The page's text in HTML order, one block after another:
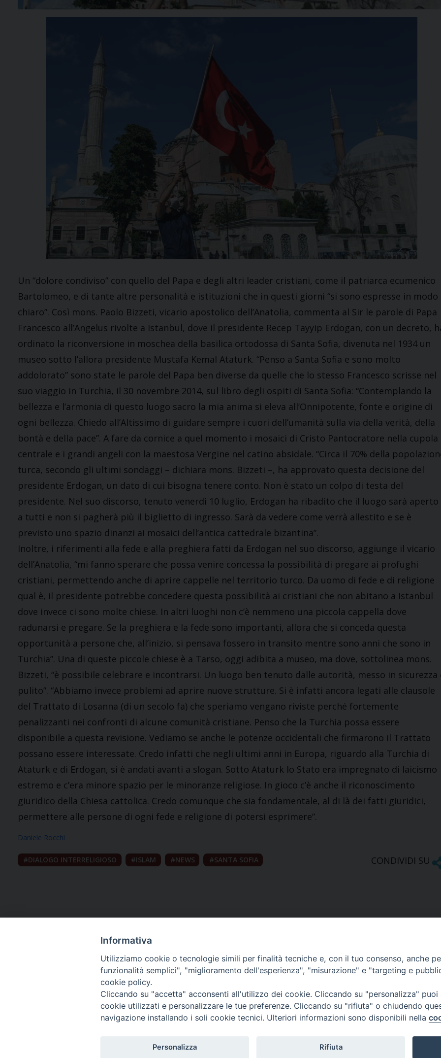
Un “dolore condiviso” con quello del Papa e degli altri leader cristiani, come il patriarca ecumenico
Bartolomeo, e di tante altre personalità e istituzioni che in questi giorni “si sono espresse in modo
chiaro”. Così mons. Paolo Bizzeti, vicario apostolico dell’Anatolia, commenta al Sir le parole di Papa
Francesco all’Angelus rivolte a Istanbul, dove il presidente Recep Tayyip Erdogan, con un decreto,
ordinato la riconversione in moschea della basilica ortodossa di Santa Sofia, divenuta nel 1934 un
museo sotto l’allora presidente Mustafa Kemal Ataturk. “Penso a Santa Sofia e sono molto
addolorato” sono state le parole del Papa ben diverse da quelle che lo stesso Francesco scrisse nel
suo viaggio in Turchia, il 30 novembre 2014, sul libro degli ospiti di Santa Sofia: “Contemplando la
bellezza e l’armonia di questo luogo sacro la mia anima si eleva all’Onnipotente, fonte e origine di
ogni bellezza. Chiedo all’Altissimo di guidare sempre i cuori dell’umanità sulla via della verità, della
bontà e della pace”. A fare da cornice a quel momento i mosaici di Cristo Pantocratore nella cupola
centrale e i grandi angeli con la maestosa Vergine nel catino absidale. “Circa il 70% della
turca, secondo gli ultimi sondaggi – dichiara mons. Bizzeti –, ha approvato questa decisione del
presidente Erdogan, un dato di cui bisogna tenere conto. Non è stato un colpo di testa del
presidente. Nel suo discorso, tenuto venerdì 10 luglio, Erdogan ha ribadito che il luogo sarà aperto
a tutti e non si pagherà più il biglietto di ingresso. Sarà da vedere come verrà allestito e se è
previsto uno spazio dinanzi ai mosaici dell’antica cattedrale bizantina”.
Inoltre, i riferimenti alla fede e alla preghiera fatti da Erdogan nel suo discorso, aggiunge il vicario
dell’Anatolia, “mi fanno sperare che possa venire concessa la possibilità di pregare ai profughi
cristiani, permettendo anche di aprire cappelle nel territorio turco. Da uomo di fede e di religione
qual è, il presidente potrebbe concedere questa possibilità ai cristiani che non abitano a Istanbul
dove invece ci sono molte chiese. In altri luoghi non c’è nemmeno una piccola cappella dove
radunarsi e pregare. Se la preghiera e la fede sono importanti, allora che si conceda questa
opportunità a persone che, all’inizio, si pensava fossero in transito mentre sono anni che sono in
Turchia”. Una di queste piccole chiese è a Tarso, oggi adibita a museo, ma dove, sottolinea mons.
Bizzeti, “è possibile celebrare e incontrarsi. Un luogo ben tenuto dalle autorità, messo in sicurezza
pulito”. “Abbiamo invece problemi ad aprire nuove strutture. Si è infatti ancora legati alle clausole
del Trattato di Losanna (di un secolo fa) che speriamo vengano riviste perché fortemente
penalizzanti nei confronti di alcune comunità cristiane. Penso che la Turchia possa essere
disponibile a questa revisione. Vediamo se anche le potenze occidentali che firmarono il Trattato
possano essere interessate. Credo infatti che negli ultimi anni in Europa, riguardo alla Turchia di
Ataturk e di Erdogan, si è andati avanti a slogan. Sotto Ataturk lo Stato era impregnato di laicismo
estremo e c’era minore spazio per le minoranze religiose. In gioco c’è anche il riconoscimento
giuridico della Chiesa cattolica. Credo comunque che sia fondamentale, al di là dei fatti giuridici,
permettere alle persone di ogni fede e religione di potersi esprimere”.
Daniele Rocchi
DIALOGO INTERRELIGIOSO ISLAM NEWS SANTA SOFIA CONDIVIDI SU
Piazza Giovene 4 – 70056 Molfetta (BA)
Ufficio Comunicazioni sociali
Piazza Giovene 4 – 70056 Molfetta (BA)
comunicazionisociali@diocesimolfetta.it
Informativa
Utilizziamo cookie o tecnologie simili per finalità tecniche e, con il tuo consenso, anche
funzionalità semplici", "miglioramento dell'esperienza", "misurazione" e "targeting e
cookie policy.
Cliccando su "accetta" acconsenti all'utilizzo dei cookie. Cliccando su "personalizza"
cookie utilizzati e personalizzare le tue preferenze. Cliccando su "rifiuta" o chiudendo
navigazione installando i soli cookie tecnici. Ulteriori informazioni sono disponibili nella
Personalizza Rifiuta